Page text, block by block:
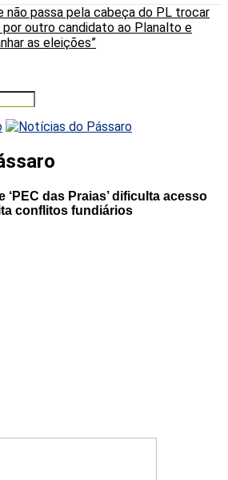
não passa pela cabeça do PL trocar
por outro candidato ao Planalto e
as eleições”
‘PEC das Praias’ dificulta acesso
conflitos fundiários